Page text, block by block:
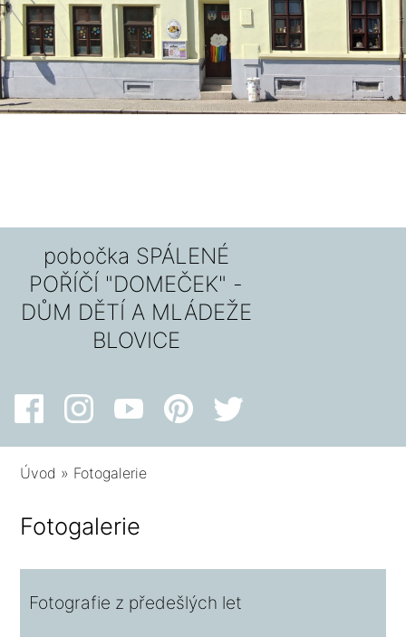
pobočka SPÁLENÉ
POŘÍČÍ "DOMEČEK" -
DŮM DĚTÍ A MLÁDEŽE
BLOVICE
Úvod » Fotogalerie
Fotogalerie
Fotografie z předešlých let